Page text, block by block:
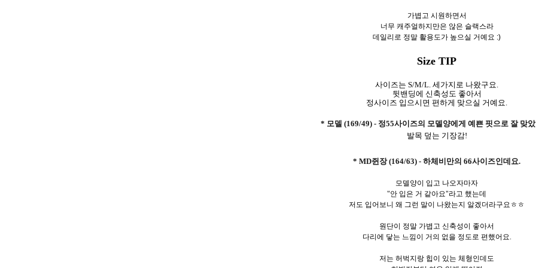
가볍고 시원하면서
너무 캐주얼하지만은 않은 슬랙스라
데일리로 정말 활용도가 높으실 거예요 :)
Size TIP
사이즈는 S/M/L. 세가지로 나왔구요.
뒷밴딩에 신축성도 좋아서
정사이즈 입으시면 편하게 맞으실 거예요.
* 모델 (169/49) - 정55사이즈의 모델양에게 예쁜 핏으로 잘 맞
발목 덮는 기장감!
* MD쥔장 (164/63) - 하체비만의 66사이즈인데요.
모델양이 입고 나오자마자
"안 입은 거 같아요"라고 했는데
저도 입어보니 왜 그런 말이 나왔는지 알겠더라구요ㅎㅎ
원단이 정말 가볍고 신축성이 좋아서
다리에 닿는 느낌이 거의 없을 정도로 편했어요.
저는 허벅지랑 힙이 있는 체형인데도